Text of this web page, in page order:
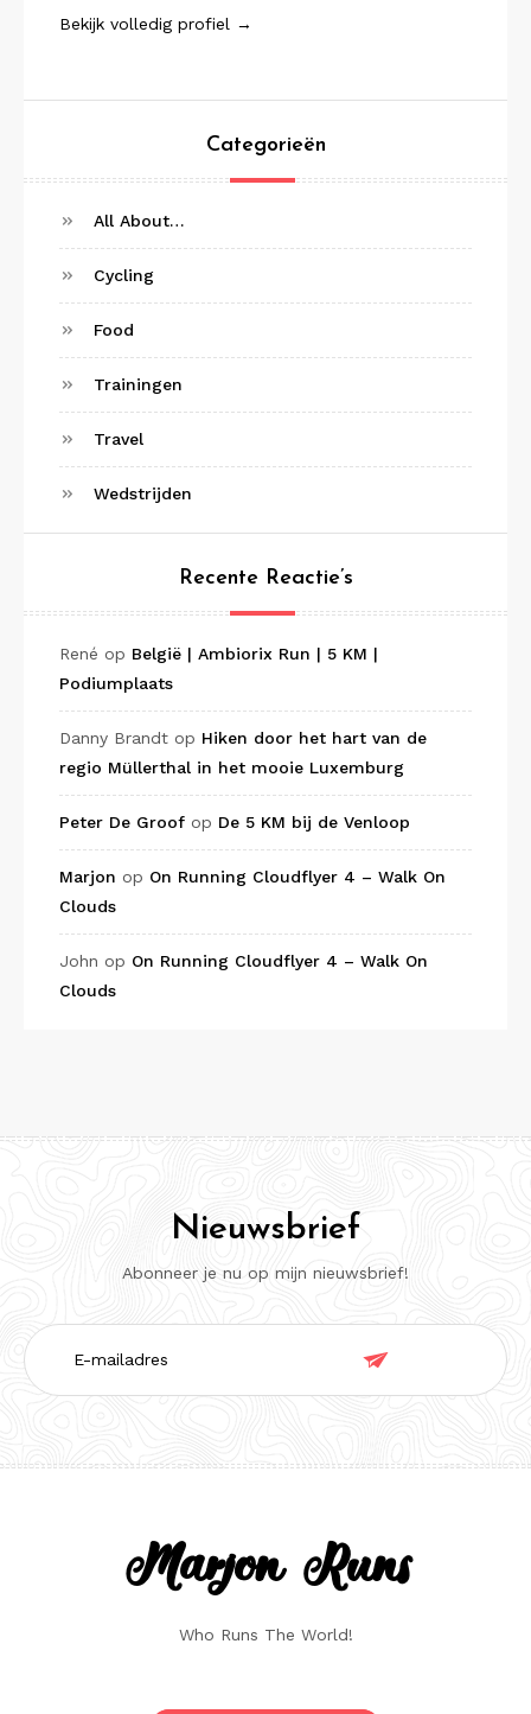
Bekijk volledig profiel →
Categorieën
All About…
Cycling
Food
Trainingen
Travel
Wedstrijden
Recente Reactie’s
René op België | Ambiorix Run | 5 KM |
Podiumplaats
Danny Brandt op Hiken door het hart van de
regio Müllerthal in het mooie Luxemburg
Peter De Groof op De 5 KM bij de Venloop
Marjon op On Running Cloudflyer 4 – Walk On
Clouds
John op On Running Cloudflyer 4 – Walk On
Clouds
Nieuwsbrief
Abonneer je nu op mijn nieuwsbrief!
E-
mailadres

Marjon Runs
Who Runs The World!